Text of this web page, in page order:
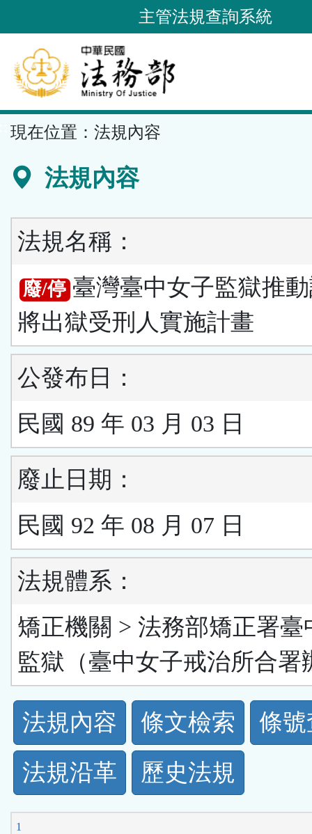
到
要
內
容
區
主管法規查詢系統
現在位置： 法規內容
法規內容
法規名稱：
廢/停 臺灣臺中女子監獄推
將出獄受刑人實施計畫
公發布日：
民國 89 年 03 月 03 日
廢止日期：
民國 92 年 08 月 07 日
法規體系：
矯正機關 > 法務部矯正署臺
監獄（臺中女子戒治所合署
法
規
功
能
法規內容 條文檢索
條
法規沿革
歷史法規
1